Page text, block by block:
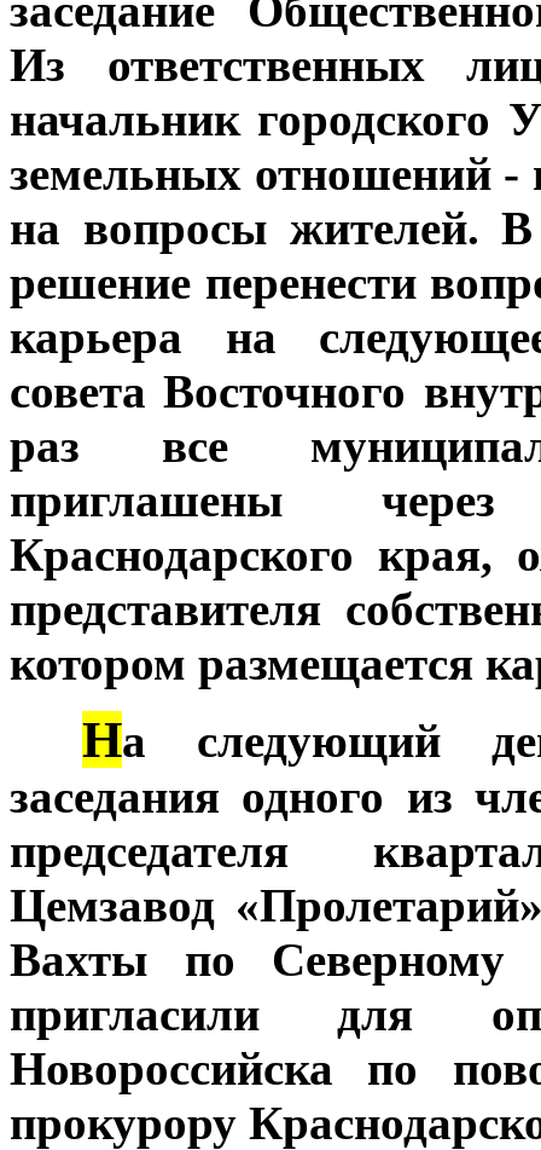
Из ответственных
начальник городского
земельных отношений -
на вопросы жителей.
решение перенести
карьера на
совета Восточного
раз все
приглашены через
Краснодарского края,
представителя
котором размещается
На следующий
заседания одного из
председателя
Цемзавод
Вахты по
пригласили для
Новороссийска по
прокурору